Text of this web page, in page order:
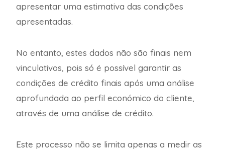
apresentar uma estimativa das condições
apresentadas.
No entanto, estes dados não são finais nem
vinculativos, pois só é possível garantir as
condições de crédito finais após uma análise
aprofundada ao perfil económico do cliente,
através de uma análise de crédito.
Este processo não se limita apenas a medir as